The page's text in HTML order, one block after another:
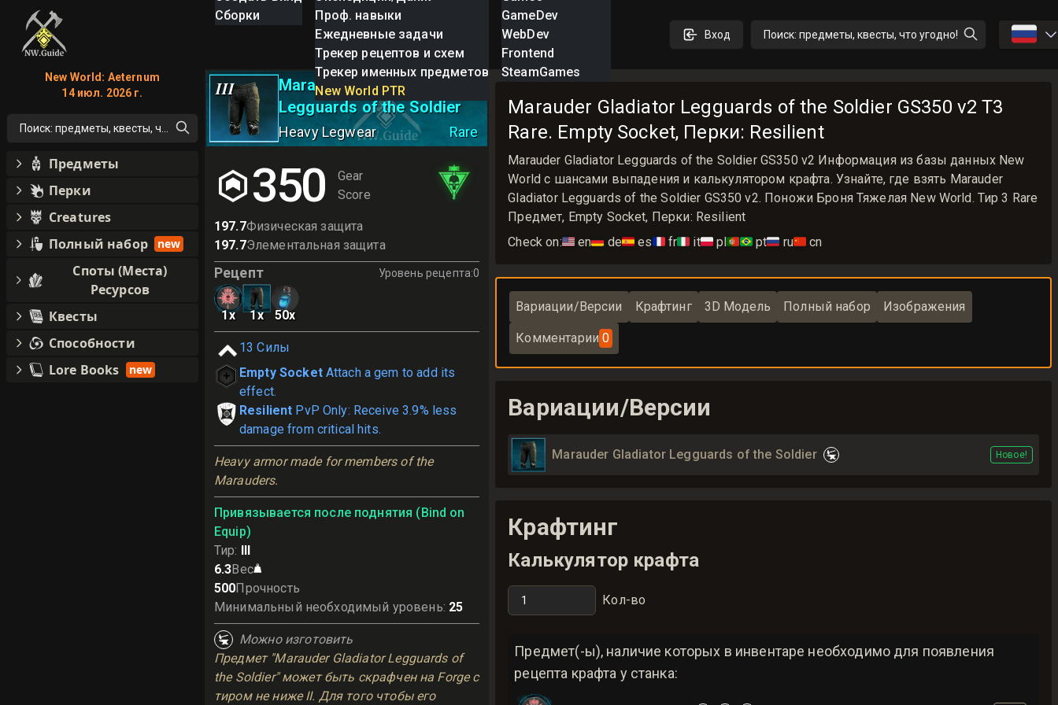
Сборки
Проф. навыки
Ежедневные задачи
Трекер рецептов и схем
Трекер именных предметов
New World PTR
GameDev
WebDev
Frontend
SteamGames
Вход Поиск: предметы, квесты, что угодно! 🇷🇺
III
Marauder Gladiator
Legguards of the Soldier
Heavy Legwear Rare
350
Gear
Score
197.7Физическая защита
197.7Элементальная защита
Рецепт Уровень рецепта:0
1x 1x 50x
13 Силы
Empty Socket Attach a gem to add its
effect.
Resilient PvP Only: Receive 3.9% less
damage from critical hits.
Heavy armor made for members of the
Marauders.
Привязывается после поднятия (Bind on
Equip)
Тир: III
6.3Вес
500Прочность
Минимальный необходимый уровень: 25
Можно изготовить
Предмет "Marauder Gladiator Legguards of
the Soldier" может быть скрафчен на Forge с
тиром не ниже II. Для того чтобы его
Marauder Gladiator Legguards of the Soldier GS350 v2 T3
Rare. Empty Socket, Перки: Resilient
Marauder Gladiator Legguards of the Soldier GS350 v2 Информация из базы данных New
World с шансами выпадения и калькулятором крафта. Узнайте, где взять Marauder
Gladiator Legguards of the Soldier GS350 v2. Поножи Броня Тяжелая New World. Тир 3 Rare
Предмет, Empty Socket, Перки: Resilient
Check on:🇺🇸 en🇩🇪 de🇪🇸 es🇫🇷 fr🇮🇹 it🇵🇱 pl🇵🇹🇧🇷 pt🇷🇺 ru🇨🇳 cn
Вариации/Версии Крафтинг 3D Модель Полный набор Изображения
Комментарии 0
Вариации/Версии
Marauder Gladiator Legguards of the Soldier Новое!
Крафтинг
Калькулятор крафта
Кол-во
Предмет(-ы), наличие которых в инвентаре необходимо для появления
рецепта крафта у станка:
New World: Aeternum
14 июл. 2026 г.
Поиск: предметы, квесты, что угодно!
Предметы
Перки
Creatures
Полный набор
new
Споты (Места)
Ресурсов
Квесты
Способности
Lore Books
new